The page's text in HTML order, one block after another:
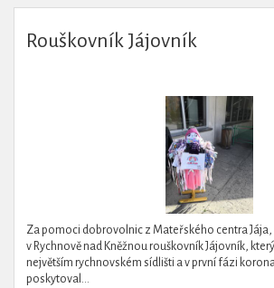
Rouškovník Jájovník
Za pomoci dobrovolnic z Mateřského centra
v Rychnově nad Kněžnou rouškovník Jájovník,
největším rychnovském sídlišti a v první fázi
poskytoval...